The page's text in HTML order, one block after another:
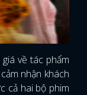
về tác phẩm
nhận khách
cả hai bộ phim